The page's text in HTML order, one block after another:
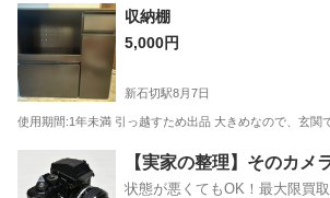
大阪 四條畷市 白庭台駅
収納棚
5,000円
新石切駅8月7日
使用期間:1年未満 引っ越すため出品 大きめなので、玄
新石切駅 収納家具
【実家の整理】そのカメ
状態が悪くてもOK！最大限買